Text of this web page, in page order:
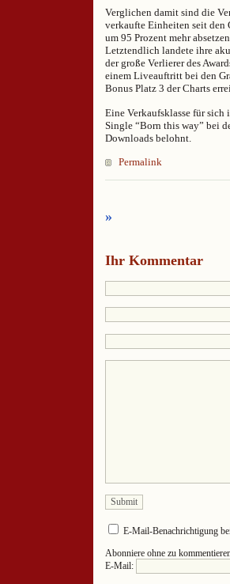
Verglichen damit sind die
verkaufte Einheiten seit den
um 95 Prozent mehr
Letztendlich landete ihre
der große Verlierer des
einem Liveauftritt bei den
Bonus Platz 3 der Charts
Eine Verkaufsklasse für sich
Single “Born this way” bei
Downloads belohnt.
Permalink
»
Ihr Kommentar
E-Mail-Benachrichtigung
Abonniere ohne zu
E-Mail: